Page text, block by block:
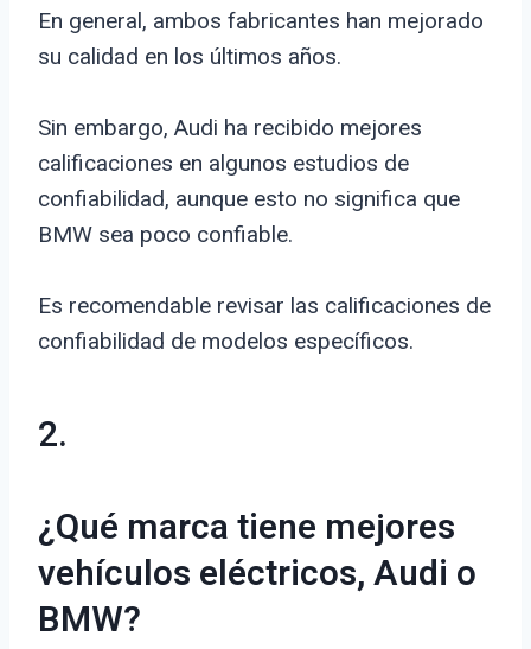
En general, ambos fabricantes han mejorado
su calidad en los últimos años.
Sin embargo, Audi ha recibido mejores
calificaciones en algunos estudios de
confiabilidad, aunque esto no significa que
BMW sea poco confiable.
Es recomendable revisar las calificaciones de
confiabilidad de modelos específicos.
2.
¿Qué marca tiene mejores
vehículos eléctricos, Audi o
BMW?